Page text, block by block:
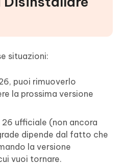
situazioni:
puoi rimuoverlo
la prossima versione
26 ufficiale (non ancora
dipende dal fatto che
la versione
vuoi tornare.